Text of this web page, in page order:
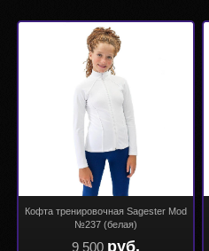
Кофта тренировочная Sagester Mod
№237 (белая)
9 500 руб.